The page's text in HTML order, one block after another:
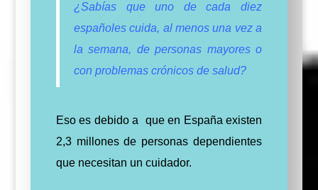
¿Sabías que uno de cada diez
españoles cuida, al menos una vez a
la semana, de personas mayores o
con problemas crónicos de salud?
Eso es debido a que en España existen
2,3 millones de personas dependientes
que necesitan un cuidador.